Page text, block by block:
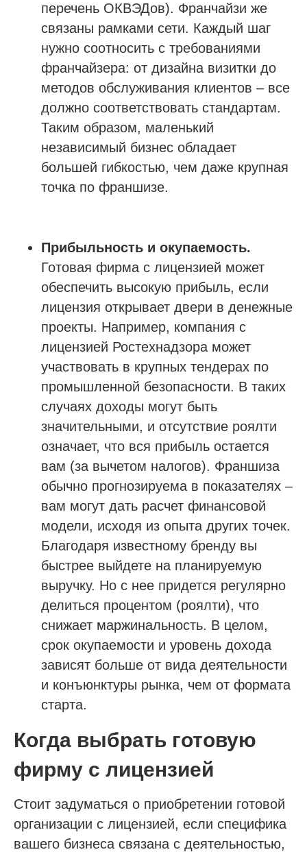
перечень ОКВЭДов). Франчайзи же
связаны рамками сети. Каждый шаг
нужно соотносить с требованиями
франчайзера: от дизайна визитки до
методов обслуживания клиентов – все
должно соответствовать стандартам.
Таким образом, маленький
независимый бизнес обладает
большей гибкостью, чем даже крупная
точка по франшизе.
Прибыльность и окупаемость.
Готовая фирма с лицензией может
обеспечить высокую прибыль, если
лицензия открывает двери в денежные
проекты. Например, компания с
лицензией Ростехнадзора может
участвовать в крупных тендерах по
промышленной безопасности. В таких
случаях доходы могут быть
значительными, и отсутствие роялти
означает, что вся прибыль остается
вам (за вычетом налогов). Франшиза
обычно прогнозируема в показателях –
вам могут дать расчет финансовой
модели, исходя из опыта других точек.
Благодаря известному бренду вы
быстрее выйдете на планируемую
выручку. Но с нее придется регулярно
делиться процентом (роялти), что
снижает маржинальность. В целом,
срок окупаемости и уровень дохода
зависят больше от вида деятельности
и конъюнктуры рынка, чем от формата
старта.
Когда выбрать готовую
фирму с лицензией
Стоит задуматься о приобретении готовой
организации с лицензией, если специфика
вашего бизнеса связана с деятельностью,